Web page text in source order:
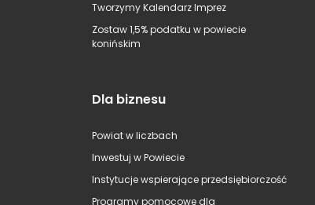
Tworzymy Kalendarz Imprez
Zostaw 1,5% podatku w powiecie
konińskim
Dla biznesu
Powiat w liczbach
Inwestuj w Powiecie
Instytucje wspierające przedsiębiorczość
Programy pomocowe dla